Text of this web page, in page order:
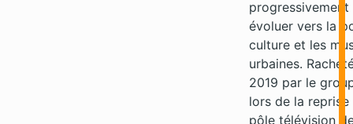
progressivement
évoluer vers la
culture et les
urbaines.
2019 par le
lors de la reprise
pôle télévision